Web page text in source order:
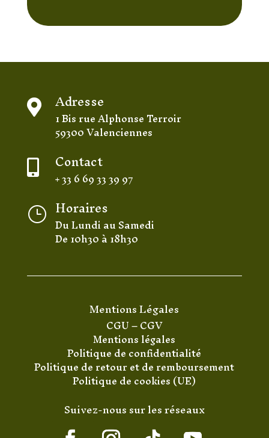
 Adresse
1 Bis rue Alphonse Terroir
59300 Valenciennes
 Contact
+ 33 6 69 33 39 97
} Horaires
Du Lundi au Samedi
De 10h30 à 18h30
Mentions Légales
CGU–CGV
Mentions légales
Politique de confidentialité
Politique de retour et de remboursement
Politique de cookies (UE)
Suivez-nous sur les réseaux